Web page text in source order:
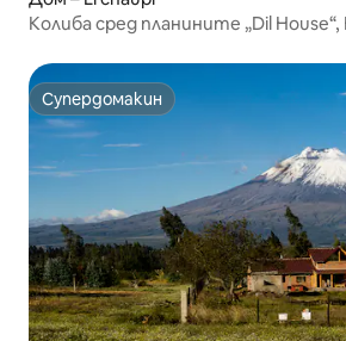
Колиба сред планините „Dil House“,
Супердомакин
Супердомакин